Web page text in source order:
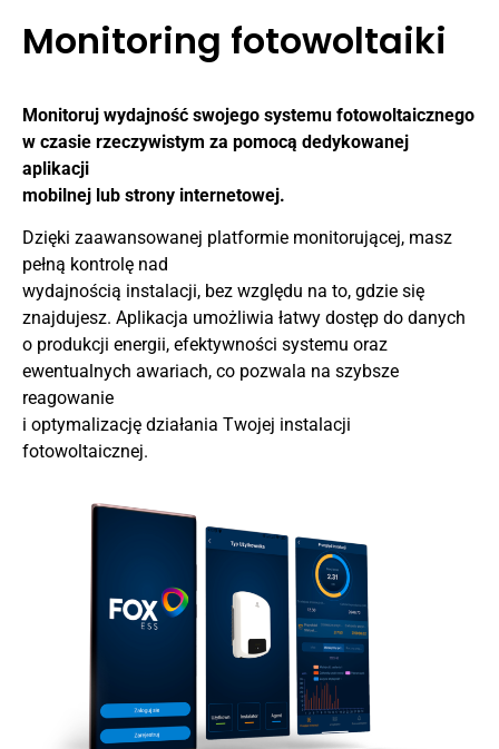
Monitoring fotowoltaiki
Monitoruj wydajność swojego systemu fotowoltaicznego
w czasie rzeczywistym za pomocą dedykowanej
aplikacji
mobilnej lub strony internetowej.
Dzięki zaawansowanej platformie monitorującej, masz
pełną kontrolę nad
wydajnością instalacji, bez względu na to, gdzie się
znajdujesz. Aplikacja umożliwia łatwy dostęp do danych
o produkcji energii, efektywności systemu oraz
ewentualnych awariach, co pozwala na szybsze
reagowanie
i optymalizację działania Twojej instalacji
fotowoltaicznej.